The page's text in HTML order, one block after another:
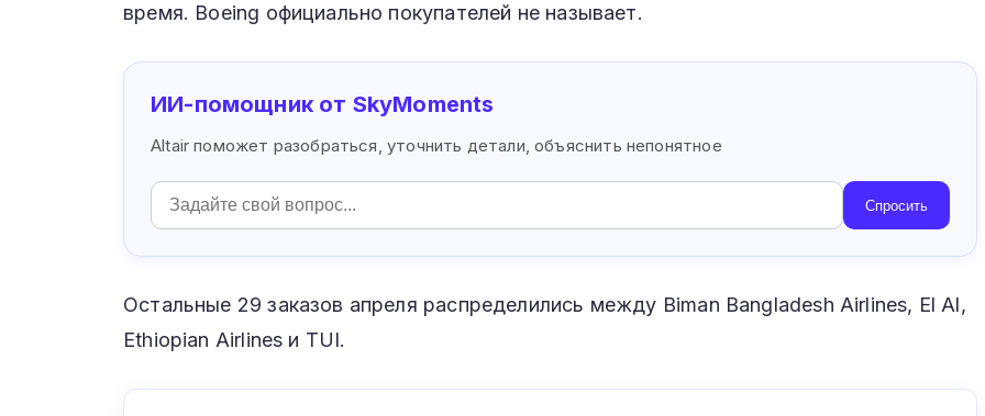
время. Boeing официально покупателей не называет.
ИИ-помощник от SkyMoments
Altair поможет разобраться, уточнить детали, объяснить непонятное
Спросить
Остальные 29 заказов апреля распределились между Biman Bangladesh Airlines, El Al,
Ethiopian Airlines и TUI.